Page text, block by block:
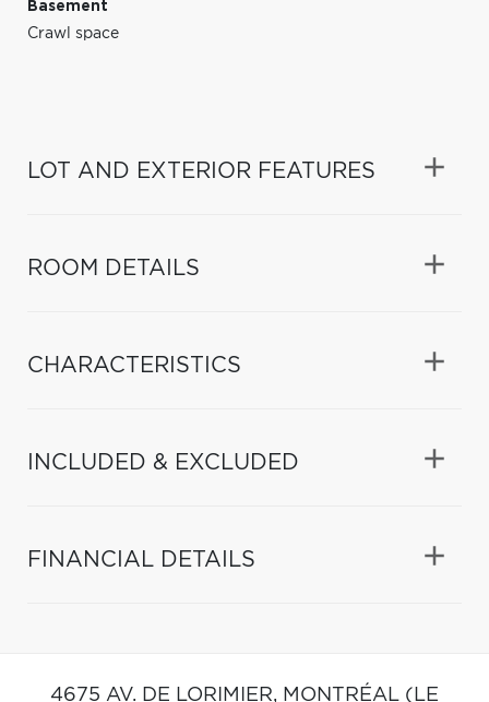
Basement
Crawl space
LOT AND EXTERIOR FEATURES
ROOM DETAILS
CHARACTERISTICS
INCLUDED & EXCLUDED
FINANCIAL DETAILS
4675 AV. DE LORIMIER, MONTRÉAL (LE